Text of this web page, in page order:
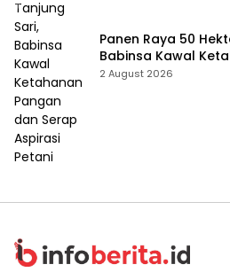
Panen Raya 50
Babinsa Kawal
Serap Aspirasi Petani
2 August 2026